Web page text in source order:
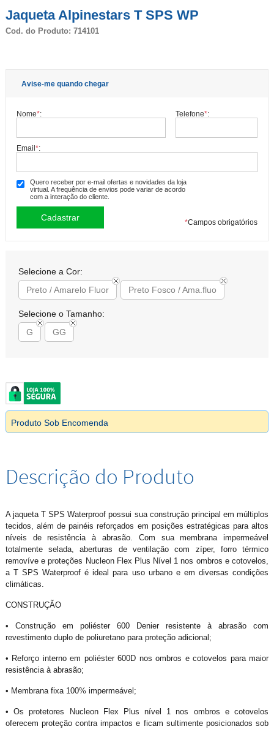
Jaqueta Alpinestars T SPS WP
Cod. do Produto: 714101
Avise-me quando chegar
Nome*: Telefone*:
Email*:
Quero receber por e-mail ofertas e novidades da loja
virtual. A frequência de envios pode variar de acordo
com a interação do cliente.
*Campos obrigatórios
Selecione a Cor:
Preto / Amarelo Fluor
Preto Fosco / Ama.fluo
Selecione o Tamanho:
G
GG
Produto Sob Encomenda
Descrição do Produto
A jaqueta T SPS Waterproof possui sua construção principal em múltiplos
tecidos, além de painéis reforçados em posições estratégicas para altos
níveis de resistência à abrasão. Com sua membrana impermeável
totalmente selada, aberturas de ventilação com zíper, forro térmico
removíve e proteções Nucleon Flex Plus Nível 1 nos ombros e cotovelos,
a T SPS Waterproof é ideal para uso urbano e em diversas condições
climáticas.
CONSTRUÇÃO
• Construção em poliéster 600 Denier resistente à abrasão com
revestimento duplo de poliuretano para proteção adicional;
• Reforço interno em poliéster 600D nos ombros e cotovelos para maior
resistência à abrasão;
• Membrana fixa 100% impermeável;
• Os protetores Nucleon Flex Plus nível 1 nos ombros e cotovelos
oferecem proteção contra impactos e ficam sultimente posicionados sob